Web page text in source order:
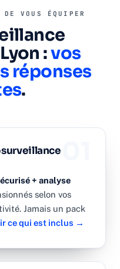
VOUS ÉQUIPER
:vos
réponses
.
+ analyse
selon vos
Jamais un pack
ce qui est inclus →